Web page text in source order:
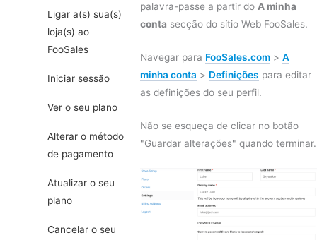
Ligar a(s) sua(s)
loja(s) ao
FooSales
Iniciar sessão
Ver o seu plano
Alterar o método
de pagamento
Atualizar o seu
plano
Cancelar o seu
palavra-passe a partir do A minha
conta secção do sítio Web FooSales.
Navegar para FooSales.com > A
minha conta > Definições para editar
as definições do seu perfil.
Não se esqueça de clicar no botão
"Guardar alterações" quando terminar.